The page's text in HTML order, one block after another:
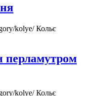
kolye/Кольє
перламутром
kolye/Кольє